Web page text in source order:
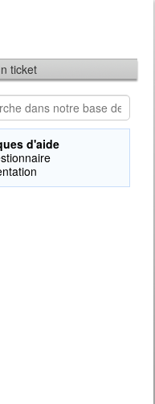
ticket
d'aide